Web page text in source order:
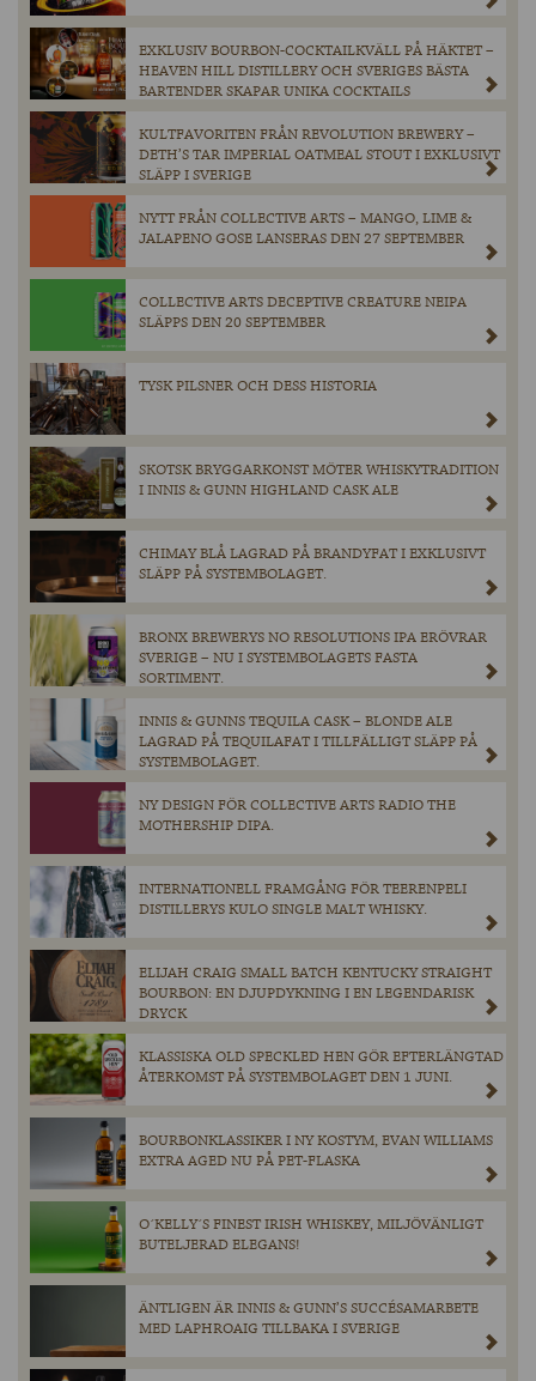
EXKLUSIV BOURBON-COCKTAILKVÄLL PÅ HÄKTET –
HEAVEN HILL DISTILLERY OCH SVERIGES BÄSTA
BARTENDER SKAPAR UNIKA COCKTAILS
KULTFAVORITEN FRÅN REVOLUTION BREWERY –
DETH’S TAR IMPERIAL OATMEAL STOUT I EXKLUSIVT
SLÄPP I SVERIGE
NYTT FRÅN COLLECTIVE ARTS – MANGO, LIME &
JALAPENO GOSE LANSERAS DEN 27 SEPTEMBER
COLLECTIVE ARTS DECEPTIVE CREATURE NEIPA
SLÄPPS DEN 20 SEPTEMBER
TYSK PILSNER OCH DESS HISTORIA
SKOTSK BRYGGARKONST MÖTER WHISKYTRADITION
I INNIS & GUNN HIGHLAND CASK ALE
CHIMAY BLÅ LAGRAD PÅ BRANDYFAT I EXKLUSIVT
SLÄPP PÅ SYSTEMBOLAGET.
BRONX BREWERYS NO RESOLUTIONS IPA ERÖVRAR
SVERIGE – NU I SYSTEMBOLAGETS FASTA
SORTIMENT.
INNIS & GUNNS TEQUILA CASK – BLONDE ALE
LAGRAD PÅ TEQUILAFAT I TILLFÄLLIGT SLÄPP PÅ
SYSTEMBOLAGET.
NY DESIGN FÖR COLLECTIVE ARTS RADIO THE
MOTHERSHIP DIPA.
INTERNATIONELL FRAMGÅNG FÖR TEERENPELI
DISTILLERYS KULO SINGLE MALT WHISKY.
ELIJAH CRAIG SMALL BATCH KENTUCKY STRAIGHT
BOURBON: EN DJUPDYKNING I EN LEGENDARISK
DRYCK
KLASSISKA OLD SPECKLED HEN GÖR EFTERLÄNGTAD
ÅTERKOMST PÅ SYSTEMBOLAGET DEN 1 JUNI.
BOURBONKLASSIKER I NY KOSTYM, EVAN WILLIAMS
EXTRA AGED NU PÅ PET-FLASKA
O´KELLY´S FINEST IRISH WHISKEY, MILJÖVÄNLIGT
BUTELJERAD ELEGANS!
ÄNTLIGEN ÄR INNIS & GUNN’S SUCCÉSAMARBETE
MED LAPHROAIG TILLBAKA I SVERIGE